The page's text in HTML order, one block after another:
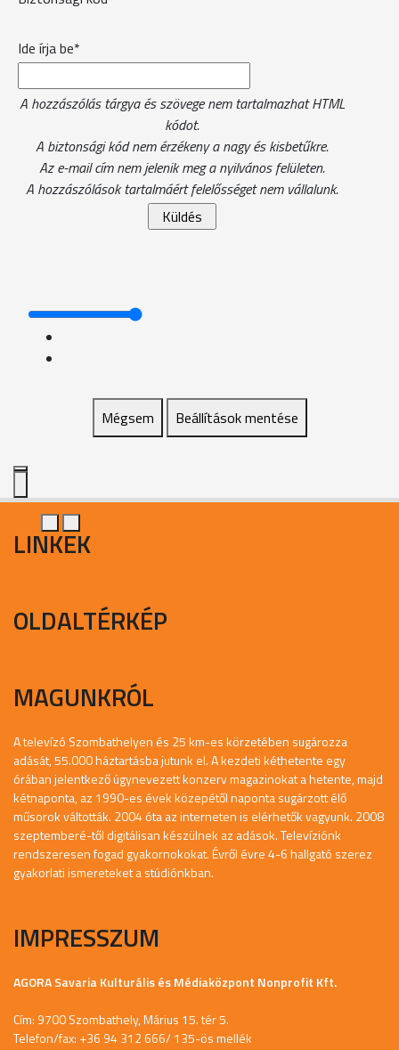
Ide írja be*
A hozzászólás tárgya és szövege nem tartalmazhat HTML
kódot.
A biztonsági kód nem érzékeny a nagy és kisbetűkre.
Az e-mail cím nem jelenik meg a nyilvános felületen.
A hozzászólások tartalmáért felelősséget nem vállalunk.
Mégsem Beállítások mentése
LINKEK
OLDALTÉRKÉP
MAGUNKRÓL
A televízó Szombathelyen és 25 km-es körzetében sugározza
adását, 55.000 háztartásba jutunk el. A kezdeti kéthetente egy
órában jelentkező úgynevezett konzerv magazinokat a hetente, majd
kétnaponta, az 1990-es évek közepétől naponta sugárzott élő
műsorok váltották. 2004 óta az interneten is elérhetők vagyunk. 2008
szeptemberé-től digitálisan készülnek az adások. Televíziónk
rendszeresen fogad gyakornokokat. Évről évre 4-6 hallgató szerez
gyakorlati ismereteket a stúdiónkban.
IMPRESSZUM
AGORA Savaria Kulturális és Médiaközpont Nonprofit Kft.
Cím: 9700 Szombathely, Márius 15. tér 5.
Telefon/fax: +36 94 312 666/ 135-ös mellék